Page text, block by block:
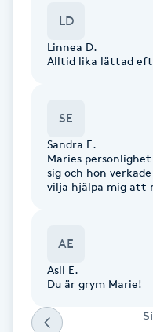
Damklippning
Diamantslipning
LD
Linnea D.
Alltid lika lättad
SE
Sandra E.
Maries
sig och hon
vilja hjälpa mig att
AE
Asli E.
Du är grym Marie!